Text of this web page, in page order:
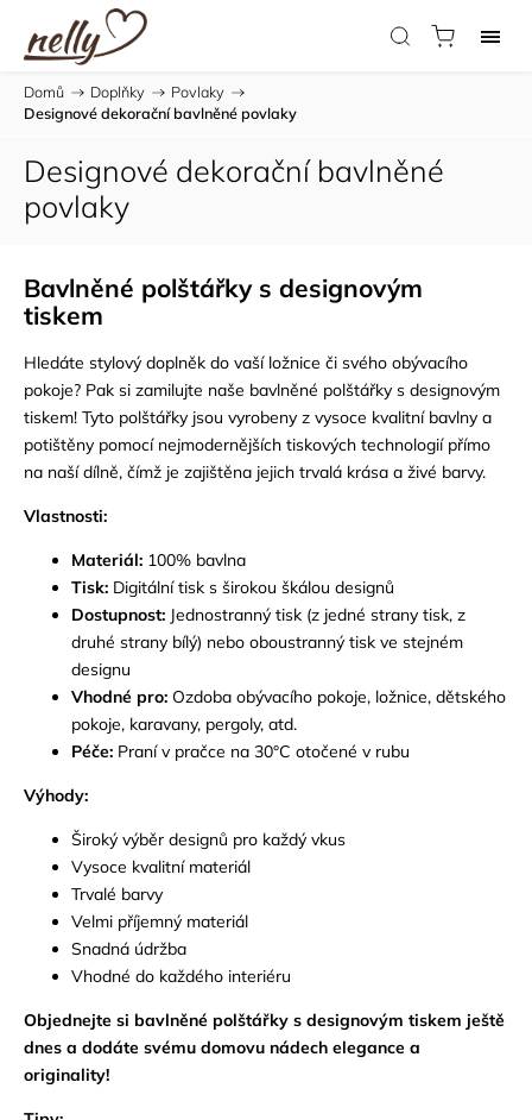
Domů / Doplňky / Povlaky /
Designové dekorační bavlněné povlaky
Designové dekorační bavlněné
povlaky
Bavlněné polštářky s designovým
tiskem
Hledáte stylový doplněk do vaší ložnice či svého obývacího
pokoje? Pak si zamilujte naše bavlněné polštářky s designovým
tiskem! Tyto polštářky jsou vyrobeny z vysoce kvalitní bavlny a
potištěny pomocí nejmodernějších tiskových technologií přímo
na naší dílně, čímž je zajištěna jejich trvalá krása a živé barvy.
Vlastnosti:
Materiál: 100% bavlna
Tisk: Digitální tisk s širokou škálou designů
Dostupnost: Jednostranný tisk (z jedné strany tisk, z
druhé strany bílý) nebo oboustranný tisk ve stejném
designu
Vhodné pro: Ozdoba obývacího pokoje, ložnice, dětského
pokoje, karavany, pergoly, atd.
Péče: Praní v pračce na 30°C otočené v rubu
Výhody:
Široký výběr designů pro každý vkus
Vysoce kvalitní materiál
Trvalé barvy
Velmi příjemný materiál
Snadná údržba
Vhodné do každého interiéru
Objednejte si bavlněné polštářky s designovým tiskem ještě
dnes a dodáte svému domovu nádech elegance a
originality!